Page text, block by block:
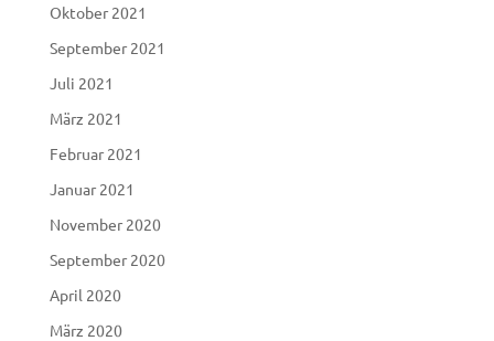
Oktober 2021
September 2021
Juli 2021
März 2021
Februar 2021
Januar 2021
November 2020
September 2020
April 2020
März 2020